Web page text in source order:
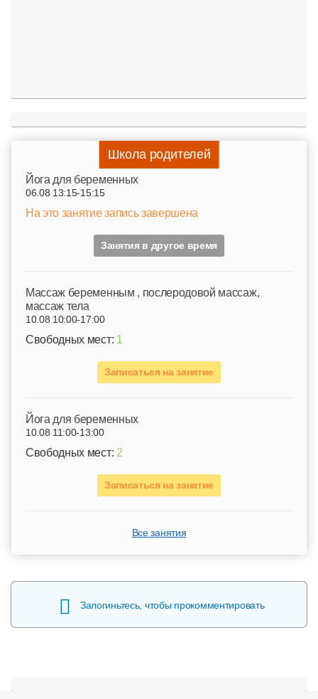
Школа родителей
Йога для беременных
06.08 13:15-15:15
На это занятие запись завершена
Занятия в другое время
Mассаж беременным , послеродовой массаж,
массаж тела
10.08 10:00-17:00
Свободных мест: 1
Записаться на занятие
Йога для беременных
10.08 11:00-13:00
Свободных мест: 2
Записаться на занятие
Все занятия
Залогиньтесь, чтобы прокомментировать